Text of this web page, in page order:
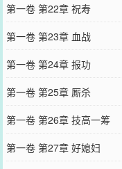
第一卷 第22章 祝寿
第一卷 第23章 血战
第一卷 第24章 报功
第一卷 第25章 厮杀
第一卷 第26章 技高一筹
第一卷 第27章 好媳妇